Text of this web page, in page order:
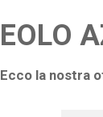
EOLO
Ecco la nostra